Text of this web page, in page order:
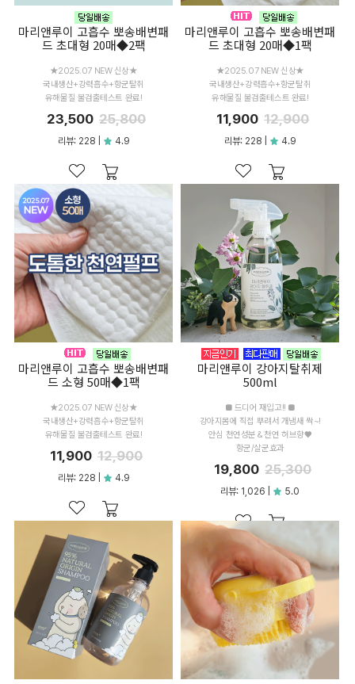
마리앤루이 고흡수 뽀송배변패
드 초대형 20매◆2팩
★2025.07 NEW 신상★
국내생산+강력흡수+항균탈취
유해물질 불검출테스트 완료!
23,500 25,800
리뷰: 228 | 4.9
마리앤루이 고흡수 뽀송배변패
드 초대형 20매◆1팩
★2025.07 NEW 신상★
국내생산+강력흡수+항균탈취
유해물질 불검출테스트 완료!
11,900 12,900
리뷰: 228 | 4.9
마리앤루이 고흡수 뽀송배변패
드 소형 50매◆1팩
★2025.07 NEW 신상★
국내생산+강력흡수+항균탈취
유해물질 불검출테스트 완료!
11,900 12,900
리뷰: 228 | 4.9
마리앤루이 강아지탈취제
500ml
■ 드디어 재입고!! ■
강아지몸에 직접 뿌려서 개냄새 싹~!
안심 천연성분 & 천연 허브향♥
항균/살균효과
19,800 25,300
리뷰: 1,026 | 5.0